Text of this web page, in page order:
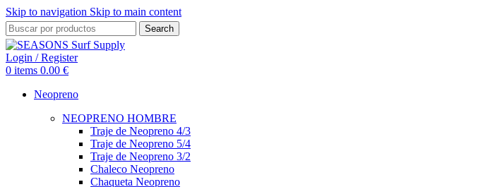
Skip to navigation Skip to main content
Search
Login / Register
0 items 0.00 €
Neopreno
NEOPRENO HOMBRE
Traje de Neopreno 4/3
Traje de Neopreno 5/4
Traje de Neopreno 3/2
Chaleco Neopreno
Chaqueta Neopreno